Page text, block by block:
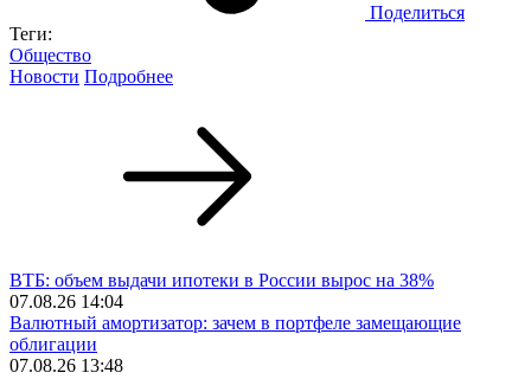
Поделиться
Теги:
Общество
Новости Подробнее
ВТБ: объем выдачи ипотеки в России вырос на 38%
07.08.26 14:04
Валютный амортизатор: зачем в портфеле замещающие
облигации
07.08.26 13:48